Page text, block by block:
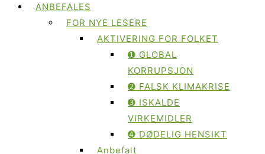
ANBEFALES
FOR NYE LESERE
AKTIVERING FOR FOLKET
➊ GLOBAL
KORRUPSJON
➋ FALSK KLIMAKRISE
➌ ISKALDE
VIRKEMIDLER
➍ DØDELIG HENSIKT
Anbefalt